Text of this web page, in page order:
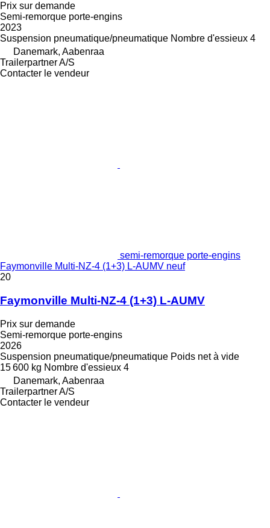
Prix sur demande
Semi-remorque porte-engins
2023
Suspension pneumatique/pneumatique Nombre d'essieux 4
Danemark, Aabenraa
Trailerpartner A/S
Contacter le vendeur
semi-remorque porte-engins
Faymonville Multi-NZ-4 (1+3) L-AUMV neuf
20
Faymonville Multi-NZ-4 (1+3) L-AUMV
Prix sur demande
Semi-remorque porte-engins
2026
Suspension pneumatique/pneumatique Poids net à vide
15 600 kg Nombre d'essieux 4
Danemark, Aabenraa
Trailerpartner A/S
Contacter le vendeur